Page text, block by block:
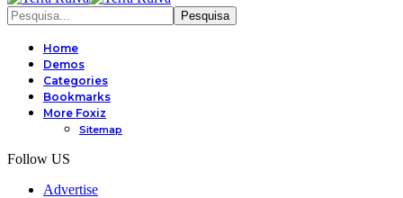
Home
Demos
Categories
Bookmarks
More Foxiz
Sitemap
Follow US
Advertise